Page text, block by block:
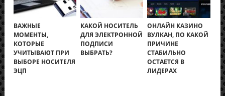
ВАЖНЫЕ
МОМЕНТЫ,
КОТОРЫЕ
УЧИТЫВАЮТ ПРИ
ВЫБОРЕ НОСИТЕЛЯ
ЭЦП
КАКОЙ НОСИТЕЛЬ
ДЛЯ ЭЛЕКТРОННОЙ
ПОДПИСИ
ВЫБРАТЬ?
ОНЛАЙН КАЗИНО
ВУЛКАН, ПО КАКОЙ
ПРИЧИНЕ
СТАБИЛЬНО
ОСТАЕТСЯ В
ЛИДЕРАХ